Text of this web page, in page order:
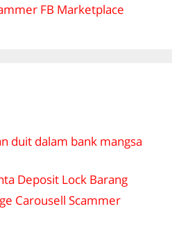
FB Marketplace
duit dalam bank mangsa
Deposit Lock Barang
Carousell Scammer